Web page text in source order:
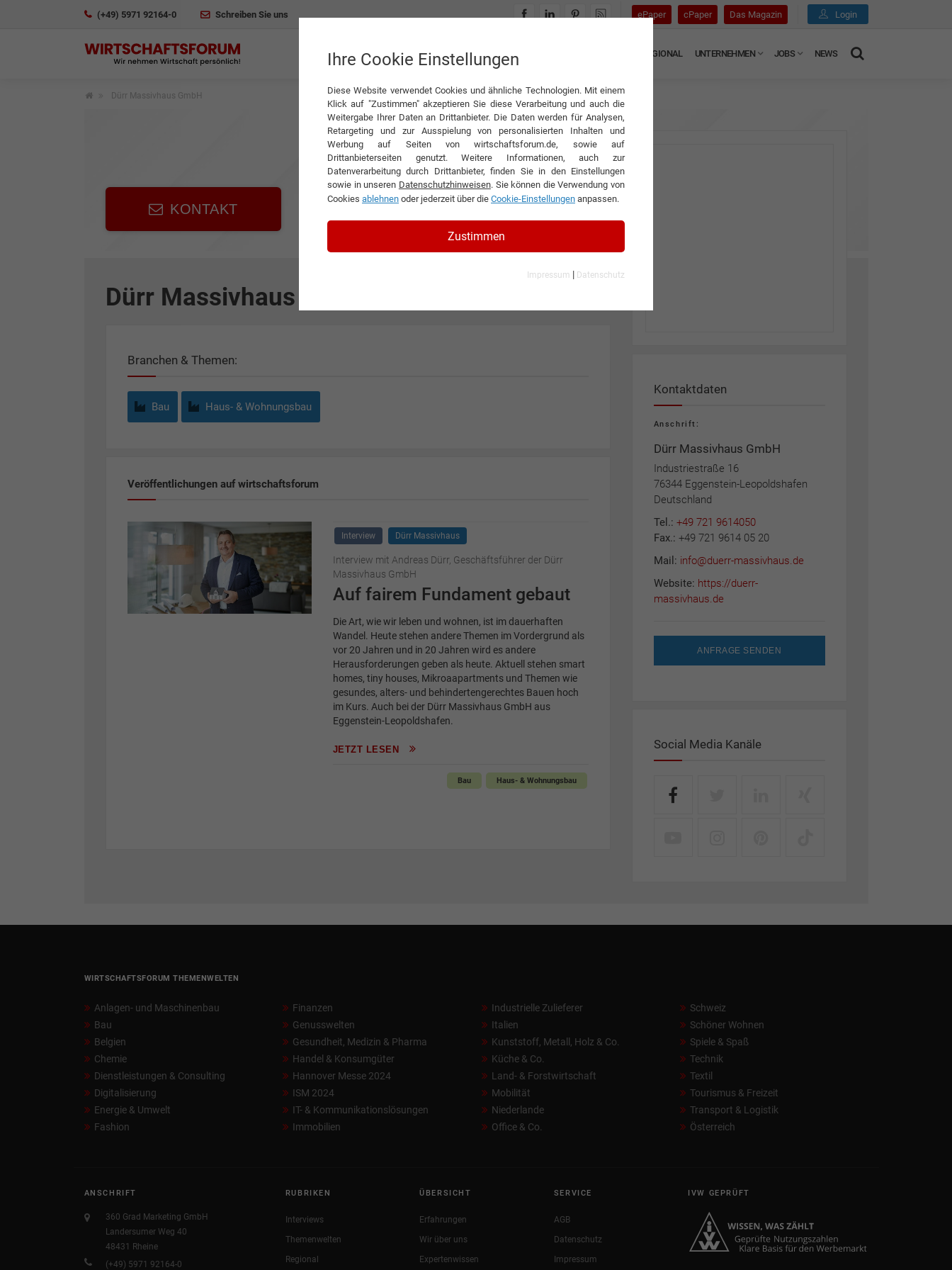
(+49) 5971 92164-0 Schreiben Sie uns ePaper cPaper Das Magazin Login
INTERVIEWS REGIONAL UNTERNEHMEN JOBS NEWS
Dürr Massivhaus GmbH
KONTAKT
Dürr Massivhaus GmbH
Branchen & Themen:
Bau Haus- & Wohnungsbau
Veröffentlichungen auf wirtschaftsforum
Interview Dürr Massivhaus
Interview mit Andreas Dürr, Geschäftsführer der Dürr
Massivhaus GmbH
Auf fairem Fundament gebaut
Die Art, wie wir leben und wohnen, ist im dauerhaften
Wandel. Heute stehen andere Themen im Vordergrund als
vor 20 Jahren und in 20 Jahren wird es andere
Herausforderungen geben als heute. Aktuell stehen smart
homes, tiny houses, Mikroaapartments und Themen wie
gesundes, alters- und behindertengerechtes Bauen hoch
im Kurs. Auch bei der Dürr Massivhaus GmbH aus
Eggenstein-Leopoldshafen.
JETZT LESEN
Bau Haus- & Wohnungsbau
Kontaktdaten
Anschrift:
Dürr Massivhaus GmbH
Industriestraße 16
76344 Eggenstein-Leopoldshafen
Deutschland
Tel.: +49 721 9614050
Fax.: +49 721 9614 05 20
Mail: info@duerr-massivhaus.de
Website: https://duerr-
massivhaus.de
ANFRAGE SENDEN
Social Media Kanäle
WIRTSCHAFTSFORUM THEMENWELTEN
Anlagen- und Maschinenbau
Bau
Belgien
Chemie
Dienstleistungen & Consulting
Digitalisierung
Energie & Umwelt
Fashion
Finanzen
Genusswelten
Gesundheit, Medizin & Pharma
Handel & Konsumgüter
Hannover Messe 2024
ISM 2024
IT- & Kommunikationslösungen
Immobilien
Industrielle Zulieferer
Italien
Kunststoff, Metall, Holz & Co.
Küche & Co.
Land- & Forstwirtschaft
Mobilität
Niederlande
Office & Co.
Schweiz
Schöner Wohnen
Spiele & Spaß
Technik
Textil
Tourismus & Freizeit
Transport & Logistik
Österreich
ANSCHRIFT
360 Grad Marketing GmbH
Landersumer Weg 40
48431 Rheine
(+49) 5971 92164-0
RUBRIKEN
Interviews
Themenwelten
Regional
ÜBERSICHT
Erfahrungen
Wir über uns
Expertenwissen
SERVICE
AGB
Datenschutz
Impressum
IVW GEPRÜFT
Ihre Cookie Einstellungen
Diese Website verwendet Cookies und ähnliche Technologien. Mit einem
Klick auf "Zustimmen" akzeptieren Sie diese Verarbeitung und auch die
Weitergabe Ihrer Daten an Drittanbieter. Die Daten werden für Analysen,
Retargeting und zur Ausspielung von personalisierten Inhalten und
Werbung auf Seiten von wirtschaftsforum.de, sowie auf
Drittanbieterseiten genutzt. Weitere Informationen, auch zur
Datenverarbeitung durch Drittanbieter, finden Sie in den Einstellungen
sowie in unseren Datenschutzhinweisen. Sie können die Verwendung von
Cookies ablehnen oder jederzeit über die Cookie-Einstellungen anpassen.
Zustimmen
Impressum | Datenschutz